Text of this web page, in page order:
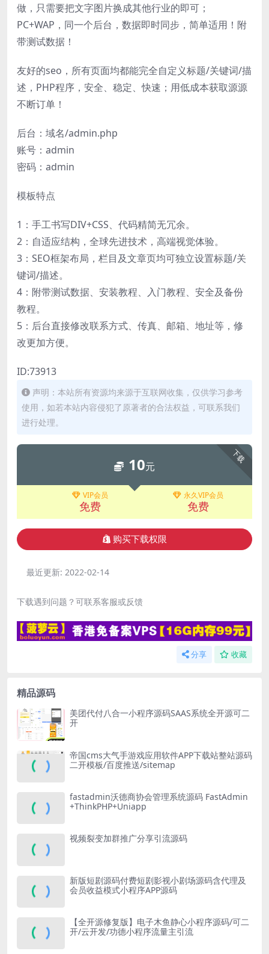
做，只需要把文字图片换成其他行业的即可；
PC+WAP，同一个后台，数据即时同步，简单适用！附
带测试数据！
友好的seo，所有页面均都能完全自定义标题/关键词/描
述，PHP程序，安全、稳定、快速；用低成本获取源源
不断订单！
后台：域名/admin.php
账号：admin
密码：admin
模板特点
1：手工书写DIV+CSS、代码精简无冗余。
2：自适应结构，全球先进技术，高端视觉体验。
3：SEO框架布局，栏目及文章页均可独立设置标题/关
键词/描述。
4：附带测试数据、安装教程、入门教程、安全及备份
教程。
5：后台直接修改联系方式、传真、邮箱、地址等，修
改更加方便。
ID:73913
声明：本站所有资源均来源于互联网收集，仅供学习参考
使用，如若本站内容侵犯了原著者的合法权益，可联系我们
进行处理。
下载
10元
VIP会员
免费
永久VIP会员
免费
购买下载权限
最近更新: 2022-02-14
下载遇到问题？可联系客服或反馈
分享 收藏
精品源码
美团代付八合一小程序源码SAAS系统全开源可二
开
帝国cms大气手游戏应用软件APP下载站整站源码
二开模板/百度推送/sitemap
fastadmin沃德商协会管理系统源码 FastAdmin
+ThinkPHP+Uniapp
视频裂变加群推广分享引流源码
新版短剧源码付费短剧影视小剧场源码含代理及
会员收益模式小程序APP源码
【全开源修复版】电子木鱼静心小程序源码/可二
开/云开发/功德小程序流量主引流